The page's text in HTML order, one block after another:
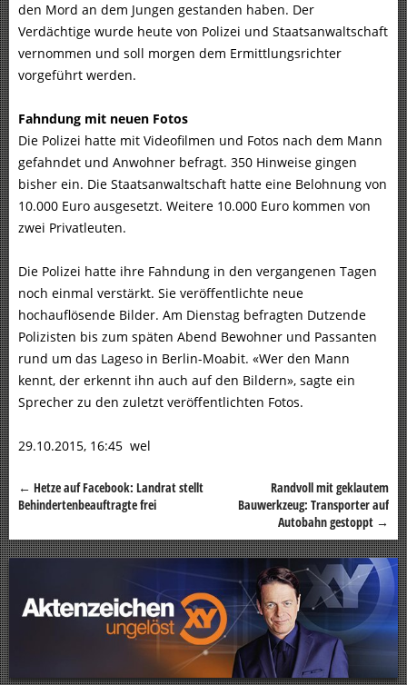
den Mord an dem Jungen gestanden haben. Der
Verdächtige wurde heute von Polizei und Staatsanwaltschaft
vernommen und soll morgen dem Ermittlungsrichter
vorgeführt werden.
Fahndung mit neuen Fotos
Die Polizei hatte mit Videofilmen und Fotos nach dem Mann
gefahndet und Anwohner befragt. 350 Hinweise gingen
bisher ein. Die Staatsanwaltschaft hatte eine Belohnung von
10.000 Euro ausgesetzt. Weitere 10.000 Euro kommen von
zwei Privatleuten.
Die Polizei hatte ihre Fahndung in den vergangenen Tagen
noch einmal verstärkt. Sie veröffentlichte neue
hochauflösende Bilder. Am Dienstag befragten Dutzende
Polizisten bis zum späten Abend Bewohner und Passanten
rund um das Lageso in Berlin-Moabit. «Wer den Mann
kennt, der erkennt ihn auch auf den Bildern», sagte ein
Sprecher zu den zuletzt veröffentlichten Fotos.
29.10.2015, 16:45 wel
Beitragsnavigation
← Hetze auf Facebook: Landrat stellt
Behindertenbeauftragte frei
Randvoll mit geklautem
Bauwerkzeug: Transporter auf
Autobahn gestoppt →